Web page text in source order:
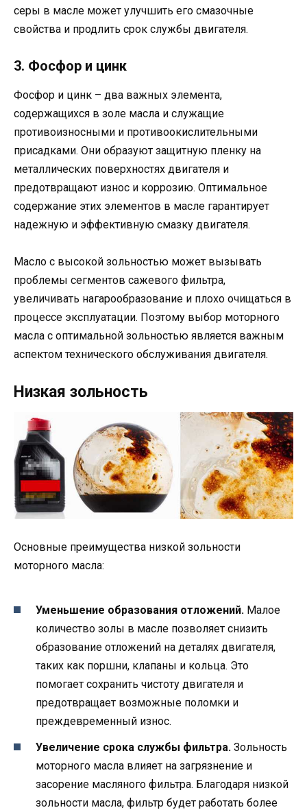
серы в масле может улучшить его смазочные
свойства и продлить срок службы двигателя.
3. Фосфор и цинк
Фосфор и цинк – два важных элемента,
содержащихся в золе масла и служащие
противоизносными и противоокислительными
присадками. Они образуют защитную пленку на
металлических поверхностях двигателя и
предотвращают износ и коррозию. Оптимальное
содержание этих элементов в масле гарантирует
надежную и эффективную смазку двигателя.
Масло с высокой зольностью может вызывать
проблемы сегментов сажевого фильтра,
увеличивать нагарообразование и плохо очищаться в
процессе эксплуатации. Поэтому выбор моторного
масла с оптимальной зольностью является важным
аспектом технического обслуживания двигателя.
Низкая зольность
Основные преимущества низкой зольности
моторного масла:
Уменьшение образования отложений. Малое
количество золы в масле позволяет снизить
образование отложений на деталях двигателя,
таких как поршни, клапаны и кольца. Это
помогает сохранить чистоту двигателя и
предотвращает возможные поломки и
преждевременный износ.
Увеличение срока службы фильтра. Зольность
моторного масла влияет на загрязнение и
засорение масляного фильтра. Благодаря низкой
зольности масла, фильтр будет работать более